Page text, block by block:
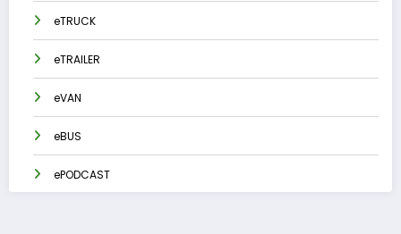
eTRUCK
eTRAILER
eVAN
eBUS
ePODCAST